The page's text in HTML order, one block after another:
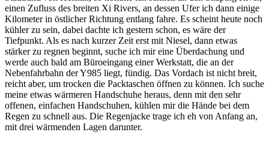
einen Zufluss des breiten Xi Rivers, an dessen Ufer ich dann einige
Kilometer in östlicher Richtung entlang fahre. Es scheint heute noch
kühler zu sein, dabei dachte ich gestern schon, es wäre der
Tiefpunkt. Als es nach kurzer Zeit erst mit Niesel, dann etwas
stärker zu regnen beginnt, suche ich mir eine Überdachung und
werde auch bald am Büroeingang einer Werkstatt, die an der
Nebenfahrbahn der Y985 liegt, fündig. Das Vordach ist nicht breit,
reicht aber, um trocken die Packtaschen öffnen zu können. Ich suche
meine etwas wärmeren Handschuhe heraus, denn mit den sehr
offenen, einfachen Handschuhen, kühlen mir die Hände bei dem
Regen zu schnell aus. Die Regenjacke trage ich eh von Anfang an,
mit drei wärmenden Lagen darunter.